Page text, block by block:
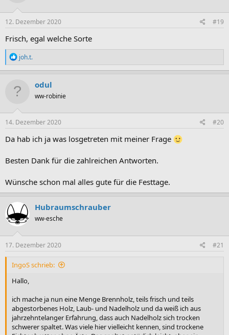
n
e
:
12. Dezember 2020 #19
Frisch, egal welche Sorte
R
e
a
t
n
e
:
joh.t.
odul
ww-robinie
14. Dezember 2020 #20
Da hab ich ja was losgetreten mit meiner Frage
Besten Dank für die zahlreichen Antworten.
Wünsche schon mal alles gute für die Festtage.
Hubraumschrauber
ww-esche
17. Dezember 2020 #21
IngoS schrieb:
Hallo,
ich mache ja nun eine Menge Brennholz, teils frisch und teils
abgestorbenes Holz, Laub- und Nadelholz und da weiß ich aus
jahrzehntelanger Erfahrung, dass auch Nadelholz sich trocken
schwerer spaltet. Was viele hier vielleicht kennen, sind trockene